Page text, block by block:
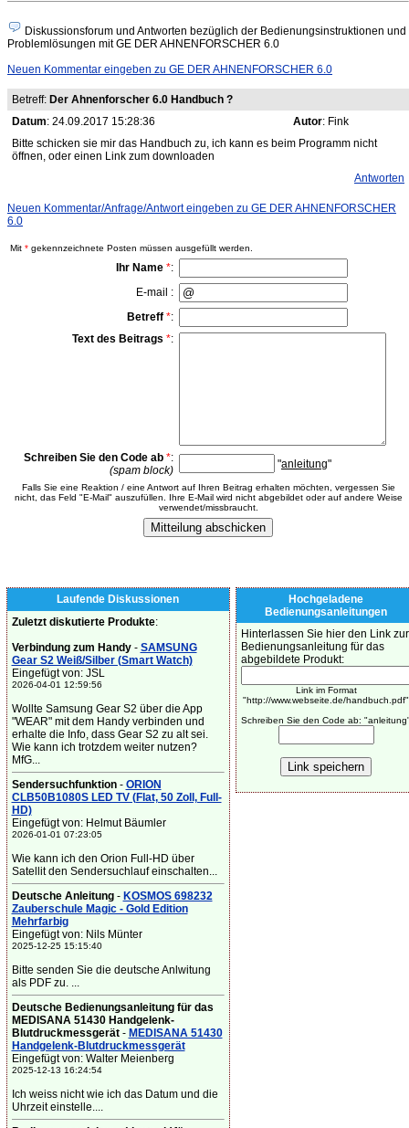
Diskussionsforum und Antworten bezüglich der Bedienungsinstruktionen und
Problemlösungen mit GE DER AHNENFORSCHER 6.0
Neuen Kommentar eingeben zu GE DER AHNENFORSCHER 6.0
Betreff: Der Ahnenforscher 6.0 Handbuch ?
Datum: 24.09.2017 15:28:36 Autor: Fink
Bitte schicken sie mir das Handbuch zu, ich kann es beim Programm nicht
öffnen, oder einen Link zum downloaden
Antworten
Neuen Kommentar/Anfrage/Antwort eingeben zu GE DER AHNENFORSCHER
6.0
Mit * gekennzeichnete Posten müssen ausgefüllt werden.
Ihr Name *:
E-mail :
Betreff *:
Text des Beitrags *:
Schreiben Sie den Code ab *:
(spam block)
"anleitung"
Falls Sie eine Reaktion / eine Antwort auf Ihren Beitrag erhalten möchten, vergessen Sie
nicht, das Feld "E-Mail" auszufüllen. Ihre E-Mail wird nicht abgebildet oder auf andere Weise
verwendet/missbraucht.
Laufende Diskussionen
Zuletzt diskutierte Produkte:
Verbindung zum Handy- SAMSUNG
Gear S2 Weiß/Silber (Smart Watch)
Eingefügt von: JSL
2026-04-01 12:59:56
Wollte Samsung Gear S2 über die App
"WEAR" mit dem Handy verbinden und
erhalte die Info, dass Gear S2 zu alt sei.
Wie kann ich trotzdem weiter nutzen?
MfG...
Sendersuchfunktion- ORION
CLB50B1080S LED TV (Flat, 50 Zoll, Full-
HD)
Eingefügt von: Helmut Bäumler
2026-01-01 07:23:05
Wie kann ich den Orion Full-HD über
Satellit den Sendersuchlauf einschalten...
Deutsche Anleitung- KOSMOS 698232
Zauberschule Magic - Gold Edition
Mehrfarbig
Eingefügt von: Nils Münter
2025-12-25 15:15:40
Bitte senden Sie die deutsche Anlwitung
als PDF zu. ...
Deutsche Bedienungsanleitung für das
MEDISANA 51430 Handgelenk-
Blutdruckmessgerät- MEDISANA 51430
Handgelenk-Blutdruckmessgerät
Eingefügt von: Walter Meienberg
2025-12-13 16:24:54
Ich weiss nicht wie ich das Datum und die
Uhrzeit einstelle....
Hochgeladene
Bedienungsanleitungen
Hinterlassen Sie hier den Link zur
Bedienungsanleitung für das
abgebildete Produkt:
Link im Format
"http://www.webseite.de/handbuch.pdf"
Schreiben Sie den Code ab: